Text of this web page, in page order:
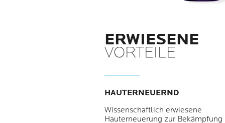
ERWIESENE
VORTEILE
HAUTERNEUERND
Wissenschaftlich erwiesene
Hauterneuerung zur Bekämpfung